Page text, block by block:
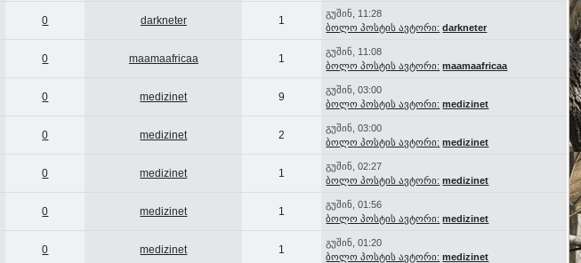
0 darkneter 1
გუშინ, 11:28
ბოლო პოსტის ავტორი: darkneter
0 maamaafricaa 1
გუშინ, 11:08
ბოლო პოსტის ავტორი: maamaafricaa
0 medizinet 9
გუშინ, 03:00
ბოლო პოსტის ავტორი: medizinet
0 medizinet 2
გუშინ, 03:00
ბოლო პოსტის ავტორი: medizinet
0 medizinet 1
გუშინ, 02:27
ბოლო პოსტის ავტორი: medizinet
0 medizinet 1
გუშინ, 01:56
ბოლო პოსტის ავტორი: medizinet
0 medizinet 1
გუშინ, 01:20
ბოლო პოსტის ავტორი: medizinet